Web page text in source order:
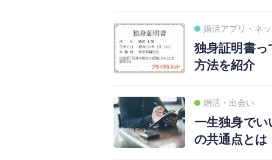
婚活アプリ・ネ
独身証明書っ
方法を紹介
婚活・出会い
一生独身でい
の共通点とは